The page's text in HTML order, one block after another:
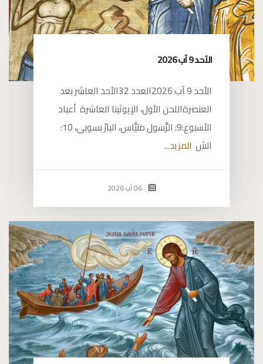
الأحد 9 آب 2026
الأحد 9 آب 2026العدد 32الأحد العاشر بعد
العنصرةاللحن الأول، الإيوثينا العاشرة أعياد
الأسبوع:9: الرَّسول متيَّاس، البارّ بسوبي، 10:
الش المزيد...